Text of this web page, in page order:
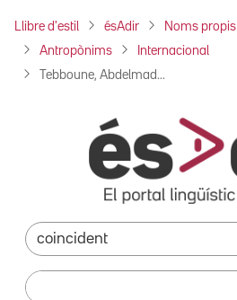
Llibre d'estil ésAdir Noms propis
Antropònims Internacional
Tebboune, Abdelmad...